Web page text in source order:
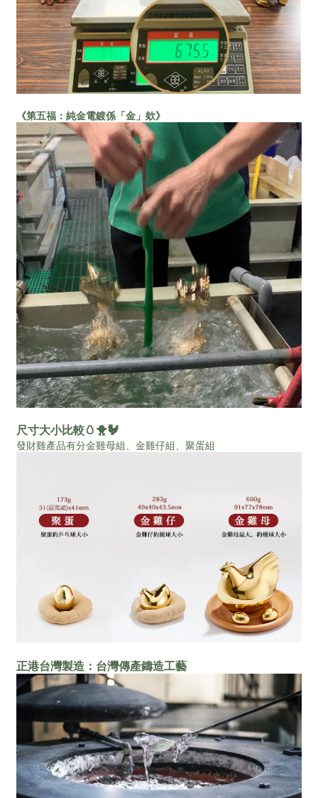
《第五福：純金電鍍係「金」欸》
尺寸大小比較🥚🐥🐓
發財雞產品有分金雞母組、金雞仔組、聚蛋組
正港台灣製造：台灣傳產鑄造工藝